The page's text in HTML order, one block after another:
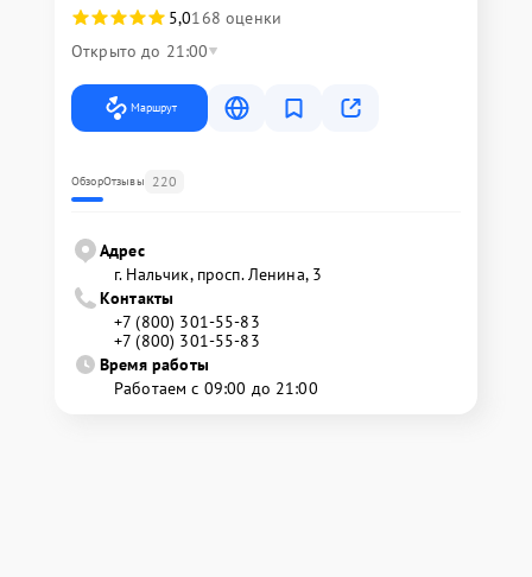
5,0168 оценки
Открыто до 21:00
Маршрут
ОбзорОтзывы 220
Адрес
г. Нальчик, просп. Ленина, 3
Контакты
+7 (800) 301-55-83
+7 (800) 301-55-83
Время работы
Работаем с 09:00 до 21:00